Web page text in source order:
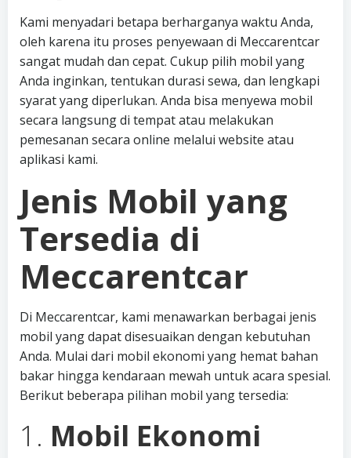
Kami menyadari betapa berharganya waktu Anda,
oleh karena itu proses penyewaan di Meccarentcar
sangat mudah dan cepat. Cukup pilih mobil yang
Anda inginkan, tentukan durasi sewa, dan lengkapi
syarat yang diperlukan. Anda bisa menyewa mobil
secara langsung di tempat atau melakukan
pemesanan secara online melalui website atau
aplikasi kami.
Jenis Mobil yang
Tersedia di
Meccarentcar
Di Meccarentcar, kami menawarkan berbagai jenis
mobil yang dapat disesuaikan dengan kebutuhan
Anda. Mulai dari mobil ekonomi yang hemat bahan
bakar hingga kendaraan mewah untuk acara spesial.
Berikut beberapa pilihan mobil yang tersedia:
1. Mobil Ekonomi